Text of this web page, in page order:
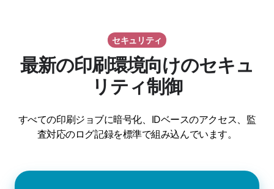
セキュリティ
最新の印刷環境向けのセキュ
リティ制御
すべての印刷ジョブに暗号化、IDベースのアクセス、監
査対応のログ記録を標準で組み込んでいます。